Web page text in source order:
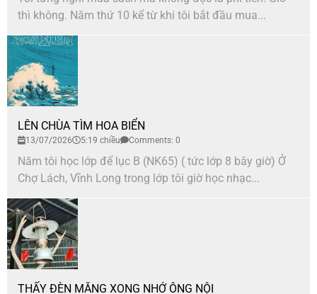
thì không. Năm thứ 10 kể từ khi tôi bắt đầu mua...
LÊN CHÙA TÌM HOA BIỂN
13/07/2026 5:19 chiều Comments: 0
Năm tôi học lớp để lục B (NK65) ( tức lớp 8 bây giờ) Ở
Chợ Lách, Vĩnh Long trong lớp tôi giờ học nhạc...
THẤY ĐÈN MĂNG XONG NHỚ ÔNG NỘI